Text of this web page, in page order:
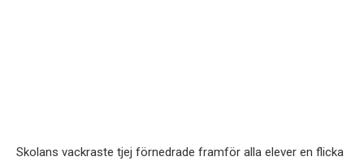
Skolans vackraste tjej förnedrade framför alla elever en flicka